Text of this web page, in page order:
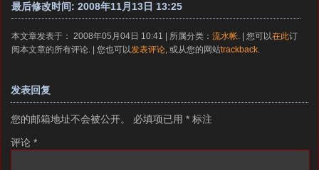
最后修改时间: 2008年11月13日 13:25
本文章发表于： 2008年05月04日 10:41 | 所属分类：流水帐 . | 您可以在此订
阅本文章的所有评论. | 您也可以 发表评论 , 或从您的网站trackback
发表回复
您的邮箱地址不会被公开。 必填项已用 * 标注
评论 *